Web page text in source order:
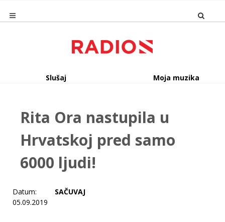
Slušaj Moja muzika
Rita Ora nastupila u
Hrvatskoj pred samo
6000 ljudi!
Datum:
05.09.2019
SAČUVAJ